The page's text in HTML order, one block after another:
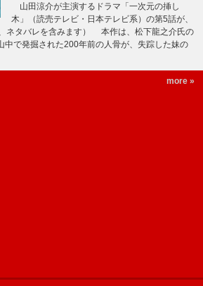
山田涼介が主演するドラマ「一次元の挿し
木」（読売テレビ・日本テレビ系）の第5話が、
ネタバレを含みます） 本作は、松下龍之介氏の
中で発掘された200年前の人骨が、失踪した妹の
more »